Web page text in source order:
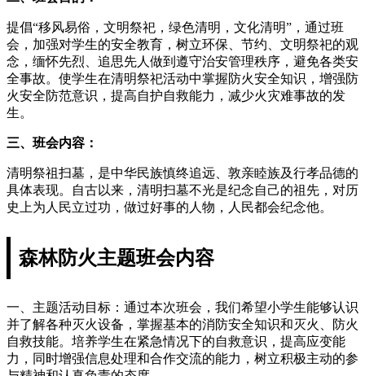
提倡“移风易俗，文明祭祀，绿色清明，文化清明”，通过班
会，加强对学生的安全教育，树立环保、节约、文明祭祀的观
念，缅怀先烈、追思先人做到遵守治安管理秩序，避免各类安
全事故。使学生在清明祭祀活动中掌握防火安全知识，增强防
火安全防范意识，提高自护自救能力，减少火灾难事故的发
生。
三、班会内容：
清明祭祖扫墓，是中华民族慎终追远、敦亲睦族及行孝品德的
具体表现。自古以来，清明扫墓不光是纪念自己的祖先，对历
史上为人民立过功，做过好事的人物，人民都会纪念他。
森林防火主题班会内容
一、主题活动目标：通过本次班会，我们希望小学生能够认识
并了解各种灭火设备，掌握基本的消防安全知识和灭火、防火
自救技能。培养学生在紧急情况下的自救意识，提高应变能
力，同时增强信息处理和合作交流的能力，树立积极主动的参